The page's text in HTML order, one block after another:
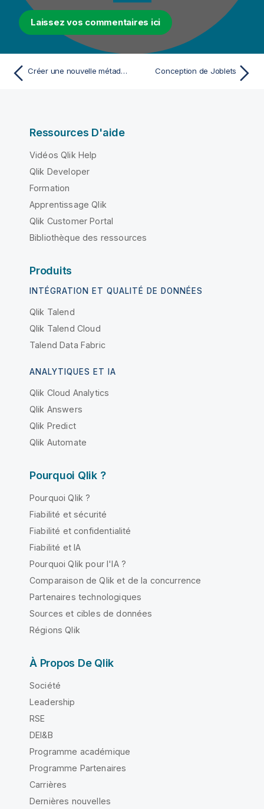
Laissez vos commentaires ici
Créer une nouvelle métadonnée d'API REST depuis API Designer Conception de Joblets
Ressources D'aide
Vidéos Qlik Help
Qlik Developer
Formation
Apprentissage Qlik
Qlik Customer Portal
Bibliothèque des ressources
Produits
INTÉGRATION ET QUALITÉ DE DONNÉES
Qlik Talend
Qlik Talend Cloud
Talend Data Fabric
ANALYTIQUES ET IA
Qlik Cloud Analytics
Qlik Answers
Qlik Predict
Qlik Automate
Pourquoi Qlik ?
Pourquoi Qlik ?
Fiabilité et sécurité
Fiabilité et confidentialité
Fiabilité et IA
Pourquoi Qlik pour l'IA ?
Comparaison de Qlik et de la concurrence
Partenaires technologiques
Sources et cibles de données
Régions Qlik
À Propos De Qlik
Société
Leadership
RSE
DEI&B
Programme académique
Programme Partenaires
Carrières
Dernières nouvelles